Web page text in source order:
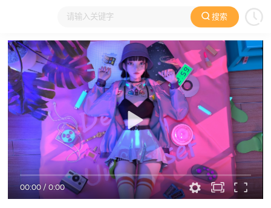
搜索
大家在看 日本动漫 国产动漫 欧美动漫 动漫电影
00:00/0:00